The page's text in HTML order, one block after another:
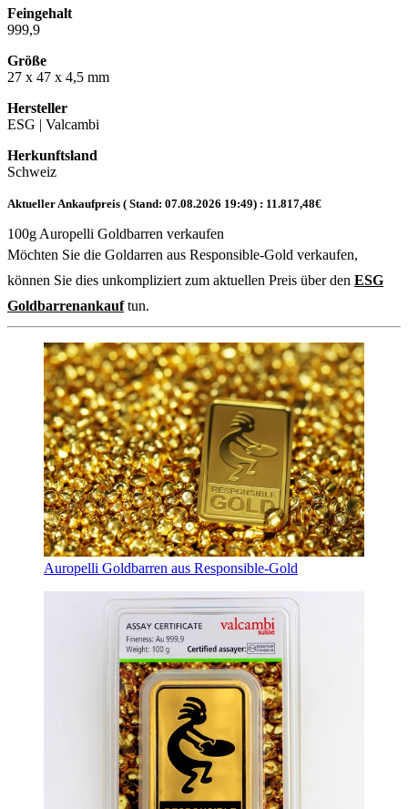
Feingehalt
999,9
Größe
27 x 47 x 4,5 mm
Hersteller
ESG | Valcambi
Herkunftsland
Schweiz
Aktueller Ankaufpreis ( Stand: 07.08.2026 19:49) : 11.817,48€
100g Auropelli Goldbarren verkaufen
Möchten Sie die Goldarren aus Responsible-Gold verkaufen,
können Sie dies unkompliziert zum aktuellen Preis über den ESG
Goldbarrenankauftun.
Auropelli Goldbarren aus Responsible-Gold